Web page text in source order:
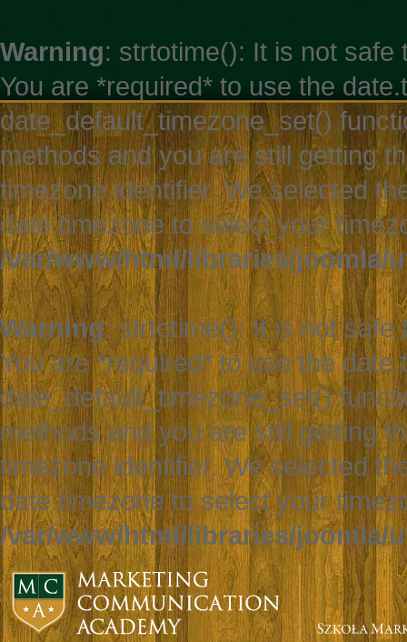
Warning: strtotime(): It is not
You are *required* to use the
date_default_timezone_set()
methods and you are still getting
timezone identifier. We selected
date.timezone to select your
/var/www/html/libraries/joomla/
Warning: strtotime(): It is not safe
You are *required* to use the
date_default_timezone_set()
methods and you are still getting
timezone identifier. We selected
date.timezone to select your
/var/www/html/libraries/joomla/